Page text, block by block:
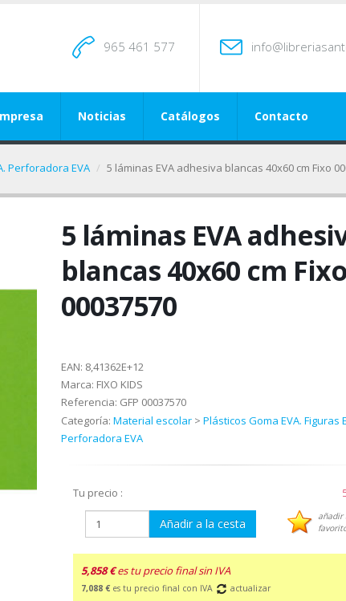
965 461 577
Noticias Catálogos Contacto
Perforadora EVA 5 láminas EVA adhesiva blancas 40x60 cm Fixo
5 láminas EVA
blancas 40x60 cm Fixo
00037570
EAN: 8,41362E+12
Marca: FIXO KIDS
Referencia: GFP 00037570
Categoría: Material escolar> Plásticos Goma EVA. Figuras
Perforadora EVA
Tu precio :
Añadir a la cesta
añadir
5,858 €es tu precio final sin IVA
7,088 € es tu precio final con IVA actualizar